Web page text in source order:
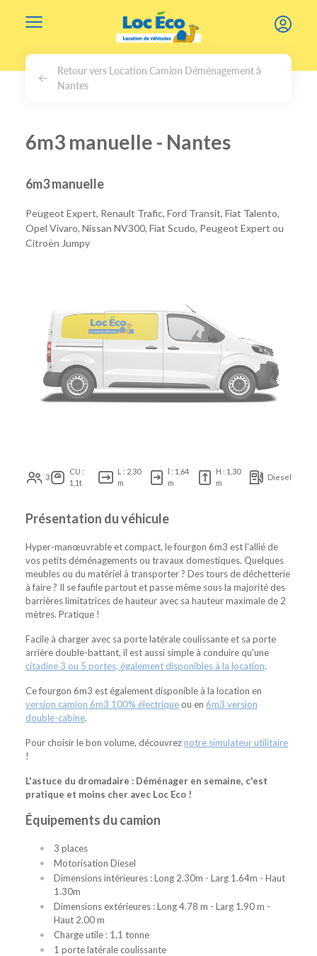
Retour vers Location Camion Déménagement à
Nantes
6m3 manuelle - Nantes
6m3 manuelle
Peugeot Expert, Renault Trafic, Ford Transit, Fiat Talento,
Opel Vivaro, Nissan NV300, Fiat Scudo, Peugeot Expert ou
Citroën Jumpy
3
CU :
1,1t
L : 2,30
m
l : 1,64
m
H : 1,30
m
Diesel
Présentation du véhicule
Hyper-manœuvrable et compact, le fourgon 6m3 est l'allié de
vos petits déménagements ou travaux domestiques. Quelques
meubles ou du matériel à transporter ? Des tours de déchetterie
à faire ? Il se faufile partout et passe même sous la majorité des
barrières limitatrices de hauteur avec sa hauteur maximale de 2
mètres. Pratique !
Facile à charger avec sa porte latérale coulissante et sa porte
arrière double-battant, il est aussi simple à conduire qu'une
citadine 3 ou 5 portes, également disponibles à la location.
Ce fourgon 6m3 est également disponible à la location en
version camion 6m3 100% électrique ou en 6m3 version
double-cabine.
Pour choisir le bon volume, découvreznotre simulateur utilitaire
!
L'astuce du dromadaire : Déménager en semaine, c'est
pratique et moins cher avec Loc Eco !
Équipements du camion
3 places
Motorisation Diesel
Dimensions intérieures : Long 2.30m - Larg 1.64m - Haut
1.30m
Dimensions extérieures : Long 4.78 m - Larg 1.90 m -
Haut 2.00 m
Charge utile : 1,1 tonne
1 porte latérale coulissante